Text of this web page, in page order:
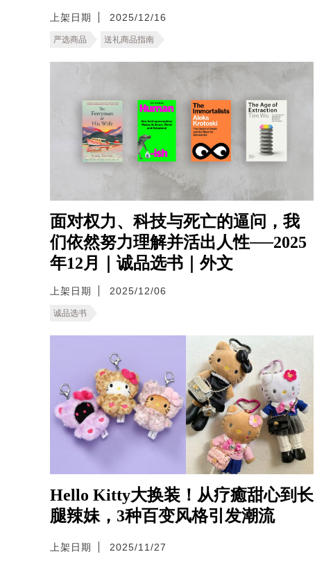
上架日期 2025/12/16
严选商品 送礼商品指南
面对权力、科技与死亡的逼问，我
们依然努力理解并活出人性──2025
年12月｜诚品选书｜外文
上架日期 2025/12/06
诚品选书
Hello Kitty大换装！从疗癒甜心到长
腿辣妹，3种百变风格引发潮流
上架日期 2025/11/27